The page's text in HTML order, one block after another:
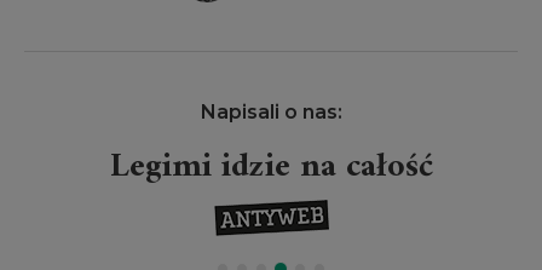
Napisali o nas:
Legimi idzie na całość